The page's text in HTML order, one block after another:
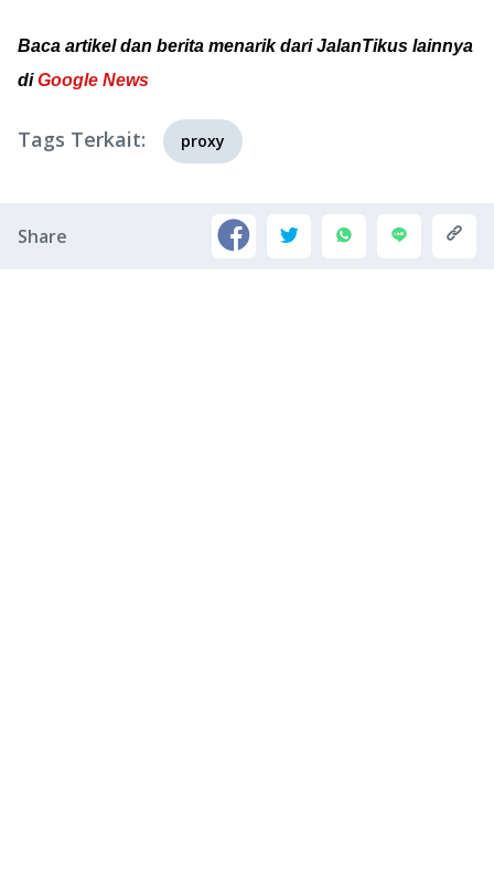
Baca artikel dan berita menarik dari JalanTikus lainnya
diGoogle News
Tags Terkait: proxy
Share